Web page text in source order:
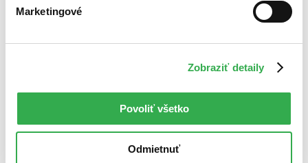
Marketingové
Zobraziť detaily
Povoliť všetko
Odmietnuť
11. novembra 2011
Mirka Ábelová Péter Hunčík
Juraj Šlesar
24. júna 2011